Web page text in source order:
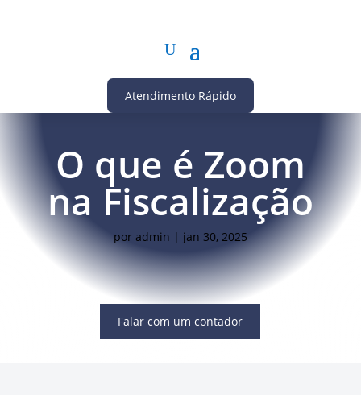
Atendimento Rápido
O que é Zoom
na Fiscalização
por admin | jan 30, 2025
Falar com um contador